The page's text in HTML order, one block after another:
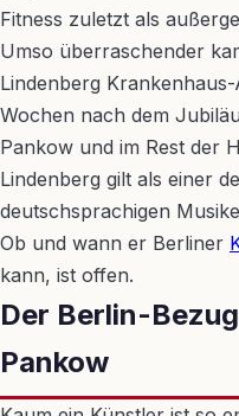
Fitness zuletzt als
Umso überraschender
Lindenberg
Wochen nach dem
Pankow und im Rest der
Lindenberg gilt als einer
deutschsprachigen
Ob und wann er Berliner
kann, ist offen.
Der Berlin-
Pankow